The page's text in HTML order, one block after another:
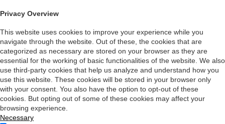
Privacy Overview
This website uses cookies to improve your experience while you
navigate through the website. Out of these, the cookies that are
categorized as necessary are stored on your browser as they are
essential for the working of basic functionalities of the website. We also
use third-party cookies that help us analyze and understand how you
use this website. These cookies will be stored in your browser only
with your consent. You also have the option to opt-out of these
cookies. But opting out of some of these cookies may affect your
browsing experience.
Necessary